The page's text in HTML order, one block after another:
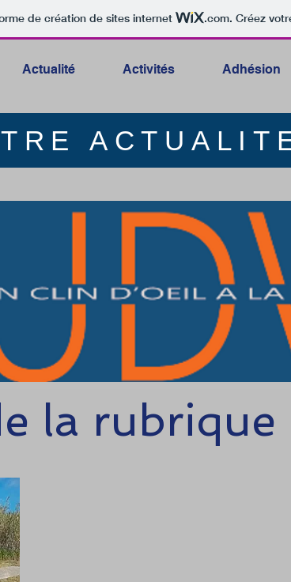
de création de sites internet .com. Créez
Actualité Activités Adhésion
la rubrique